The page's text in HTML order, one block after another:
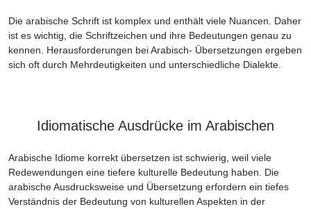
Die arabische Schrift ist komplex und enthält viele Nuancen. Daher
ist es wichtig, die Schriftzeichen und ihre Bedeutungen genau zu
kennen. Herausforderungen bei Arabisch- Übersetzungen ergeben
sich oft durch Mehrdeutigkeiten und unterschiedliche Dialekte.
Idiomatische Ausdrücke im Arabischen
Arabische Idiome korrekt übersetzen ist schwierig, weil viele
Redewendungen eine tiefere kulturelle Bedeutung haben. Die
arabische Ausdrucksweise und Übersetzung erfordern ein tiefes
Verständnis der Bedeutung von kulturellen Aspekten in der